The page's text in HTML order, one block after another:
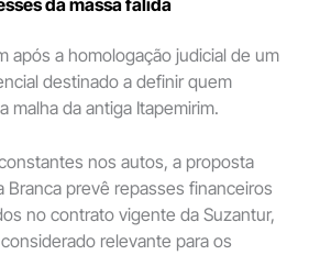
após a homologação judicial de um
destinado a definir quem
malha da antiga Itapemirim.
nos autos, a proposta
Branca prevê repasses financeiros
no contrato vigente da Suzantur,
relevante para os